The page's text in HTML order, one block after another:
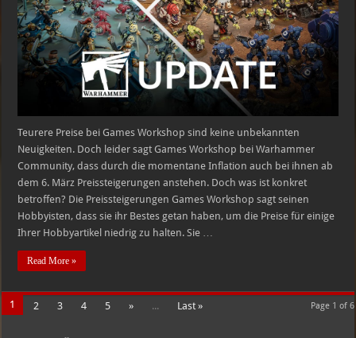
Teurere Preise bei Games Workshop sind keine unbekannten
Neuigkeiten. Doch leider sagt Games Workshop bei Warhammer
Community, dass durch die momentane Inflation auch bei ihnen ab
dem 6. März Preissteigerungen anstehen. Doch was ist konkret
betroffen? Die Preissteigerungen Games Workshop sagt seinen
Hobbyisten, dass sie ihr Bestes getan haben, um die Preise für einige
Ihrer Hobbyartikel niedrig zu halten. Sie …
Read More »
Page 1 of 6
1 2 3 4 5 » ... Last »